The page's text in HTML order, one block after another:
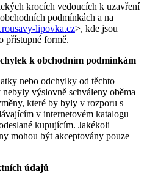
krocích vedoucích k uzavření
podmínkách a na
lipovka.cz>, kde jsou
přístupné formě.
k obchodním podmínkám
nebo odchylky od těchto
výslovně schváleny oběma
které by byly v rozporu s
v internetovém katalogu
kupujícím. Jakékoli
mohou být akceptovány pouze
údajů